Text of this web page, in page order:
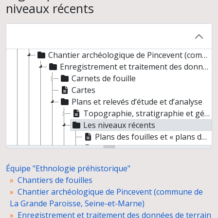
niveaux récents
Sauvetage du cimetière mérovingien et carolingien de "Brienne" à Nitry (Yonne)
Sauvetage d'une enceinte préhistorique à Monéteau-Gurgy (Yonne)
Chantier archéologique de Pincevent (commune de La Grande Paroisse, Seine-et-Marne)
Enregistrement et traitement des données de terrain
Carnets de fouille
Cartes
Plans et relevés d’étude et d’analyse
Topographie, stratigraphie et géologie
Les niveaux récents
Plans des fouilles et « plans des plans »
Plans d’ensemble
Plans du niveau II
Les niveaux magdaléniens (IV)
Diathèque
Négatifs 6X6, 6X9, 9X12 et 13X17
Équipe "Ethnologie préhistorique"
Chantiers de fouilles
Chantier archéologique de Pincevent (commune de
La Grande Paroisse, Seine-et-Marne)
Enregistrement et traitement des données de terrain